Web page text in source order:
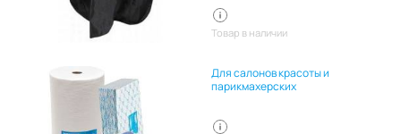
Товар в наличии
Для салонов красоты и
парикмахерских